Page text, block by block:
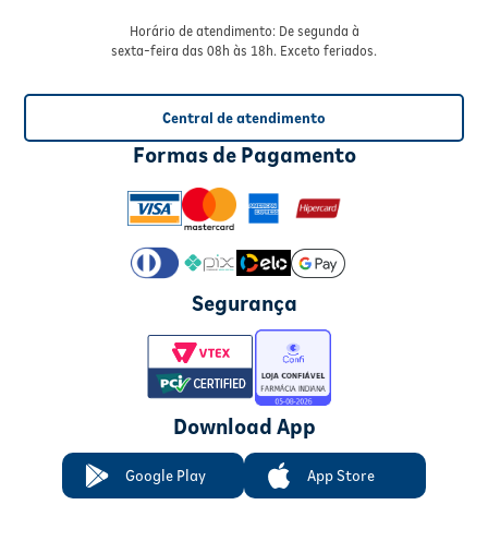
Horário de atendimento: De segunda à
sexta-feira das 08h às 18h. Exceto feriados.
Central de atendimento
Formas de Pagamento
Segurança
Download App
Google Play App Store